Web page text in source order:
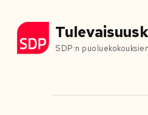
SDP:n